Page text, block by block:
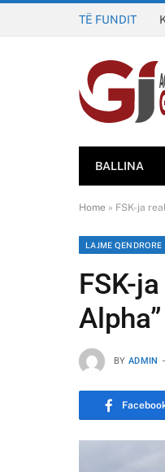
TË FUNDIT
BALLINA
Home » FSK-ja
LAJME QENDRORE
FSK-
Alpha”
BY ADMIN